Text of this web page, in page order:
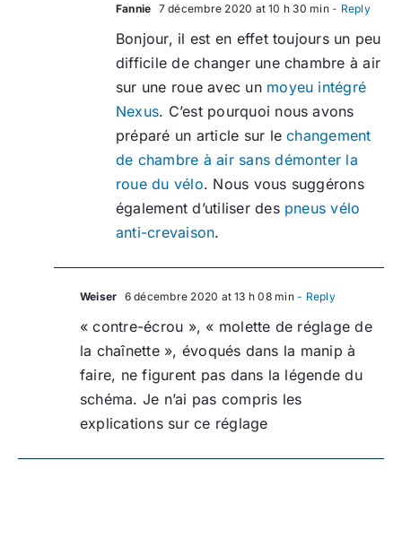
Fannie 7 décembre 2020 at 10 h 30 min- Reply
Bonjour, il est en effet toujours un peu
difficile de changer une chambre à air
sur une roue avec un moyeu intégré
Nexus. C’est pourquoi nous avons
préparé un article sur lechangement
de chambre à air sans démonter la
roue du vélo. Nous vous suggérons
également d’utiliser des pneus vélo
anti-crevaison.
Weiser 6 décembre 2020 at 13 h 08 min- Reply
« contre-écrou », « molette de réglage de
la chaînette », évoqués dans la manip à
faire, ne figurent pas dans la légende du
schéma. Je n’ai pas compris les
explications sur ce réglage